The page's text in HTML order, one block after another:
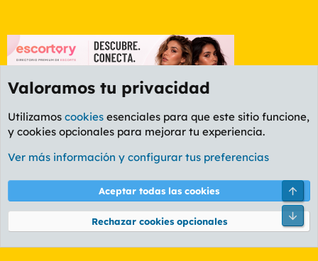
Foro General
Cookies
PL OLDSTYLE AMARILLO
Términos y reglas Política de privacidad Ayuda
Community platform by XenForo® © 2010-2026 XenForo Ltd.
Valoramos tu privacidad
Utilizamos cookies esenciales para que este sitio funcione,
y cookies opcionales para mejorar tu experiencia.
Ver más información y configurar tus preferencias
Aceptar todas las cookies
Rechazar cookies opcionales
Pie